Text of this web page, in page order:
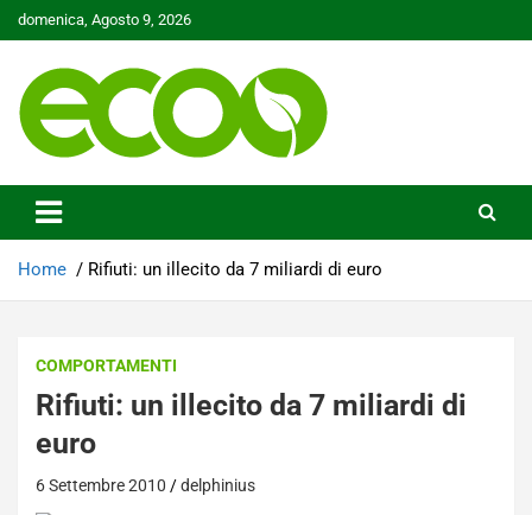
Skip
to
domenica, Agosto 9, 2026
Ecoo.it
Home Rifiuti: un illecito da 7 miliardi di euro
COMPORTAMENTI
Rifiuti: un illecito da 7 miliardi di
euro
6 Settembre 2010 delphinius